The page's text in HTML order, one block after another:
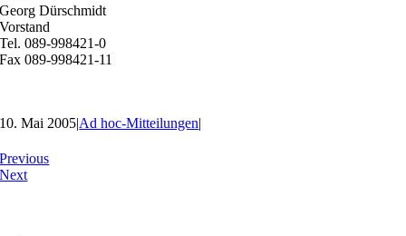
Georg Dürschmidt
Vorstand
Tel. 089-998421-0
Fax 089-998421-11
10. Mai 2005|Ad hoc-Mitteilungen|
Previous
Next